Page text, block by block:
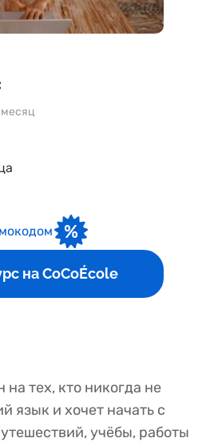
на CoCoÉcole
тех, кто никогда не
язык и хочет начать с
учёбы, работы